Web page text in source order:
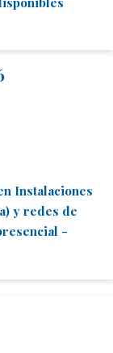
la vida" a tu
plazas
Instalaciones
y redes de
-